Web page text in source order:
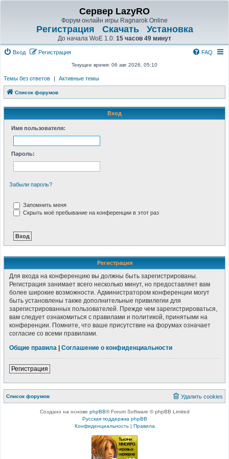
Сервер LazyRO
Форум онлайн игры Ragnarok Online
Регистрация Скачать Установка
До начала WoE 1.0: 15 часов 49 минут
Вход Регистрация FAQ
Текущее время: 06 авг 2026, 05:10
Темы без ответов | Активные темы
Список форумов
Вход
Имя пользователя:
Пароль:
Забыли пароль?
Запомнить меня
Скрыть моё пребывание на конференции в этот раз
Регистрация
Для входа на конференцию вы должны быть зарегистрированы.
Регистрация занимает всего несколько минут, но предоставляет вам
более широкие возможности. Администратором конференции могут
быть установлены также дополнительные привилегии для
зарегистрированных пользователей. Прежде чем зарегистрироваться,
вам следует ознакомиться с правилами и политикой, принятыми на
конференции. Помните, что ваше присутствие на форумах означает
согласие со всеми правилами.
Общие правила
Соглашение о конфиденциальности
Регистрация
Список форумов Удалить cookies
Создано на основе phpBB® Forum Software © phpBB Limited
Русская поддержка phpBB
Конфиденциальность| Правила